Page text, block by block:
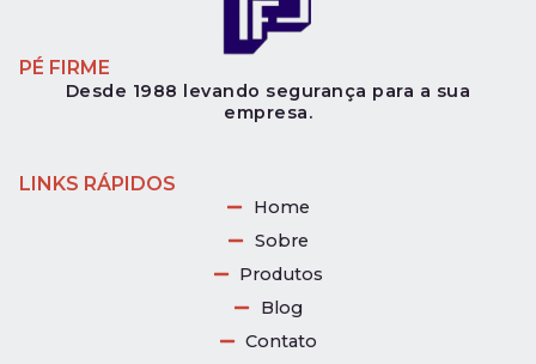
PÉ FIRME
Desde 1988 levando segurança para a sua
empresa.
LINKS RÁPIDOS
Home
Sobre
Produtos
Blog
Contato